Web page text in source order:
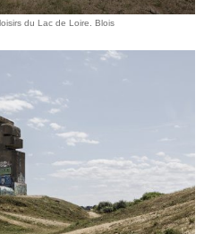
du Lac de Loire. Blois